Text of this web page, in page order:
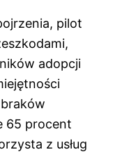
pilot
adopcji
65 procent
z usług